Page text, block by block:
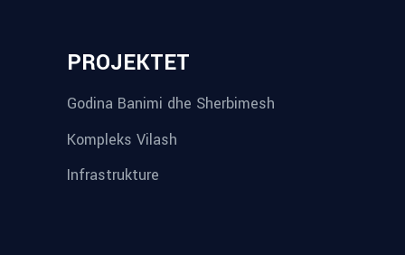
PROJEKTET
Godina Banimi dhe Sherbimesh
Kompleks Vilash
Infrastrukture